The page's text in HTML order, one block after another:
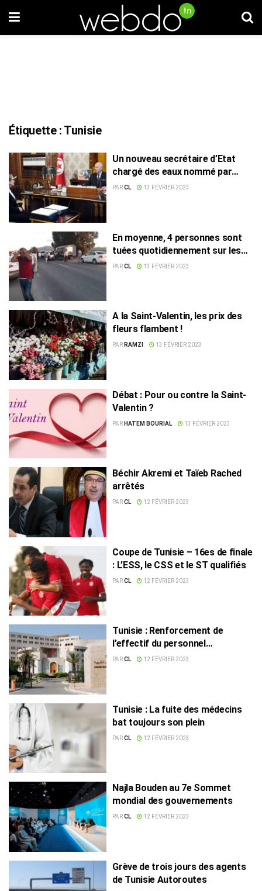
Étiquette : Tunisie
Un nouveau secrétaire d’Etat
chargé des eaux nommé par
Saied
PARCL 13 FÉVRIER 2023
En moyenne, 4 personnes sont
tuées quotidiennement sur les
routes en Tunisie
PARCL 13 FÉVRIER 2023
A la Saint-Valentin, les prix des
fleurs flambent !
PAR RAMZI 13 FÉVRIER 2023
Débat : Pour ou contre la Saint-
Valentin ?
PAR HATEM BOURIAL 13 FÉVRIER 2023
Béchir Akremi et Taïeb Rached
arrêtés
PARCL 12 FÉVRIER 2023
Coupe de Tunisie – 16es de finale
: L’ESS, le CSS et le ST qualifiés
PARCL 12 FÉVRIER 2023
Tunisie : Renforcement de
l’effectif du personnel
diplomatique à Damas
PARCL 12 FÉVRIER 2023
Tunisie : La fuite des médecins
bat toujours son plein
PARCL 12 FÉVRIER 2023
Najla Bouden au 7e Sommet
mondial des gouvernements
PARCL 12 FÉVRIER 2023
Grève de trois jours des agents
de Tunisie Autoroutes